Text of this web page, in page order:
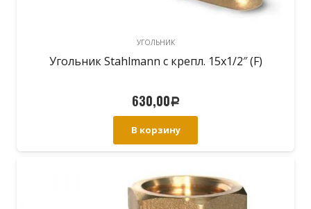
УГОЛЬНИК
Угольник Stahlmann с крепл. 15х1/2″ (F)
630,00Р
В корзину